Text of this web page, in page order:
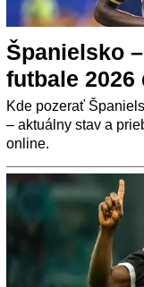
Španielsko
futbale
Kde pozerať
– aktuálny stav a
online.